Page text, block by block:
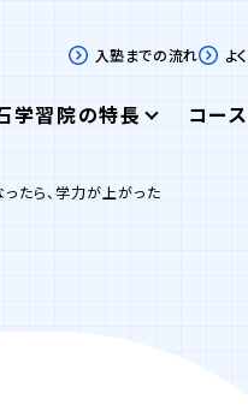
入塾までの流れ よ
学習院の特長 コー
たら、学力が上がった